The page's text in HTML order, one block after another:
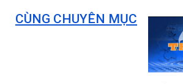
CÙNG CHUYÊN MỤC